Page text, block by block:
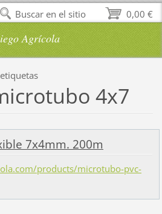
Agrícola
4x7
7x4mm. 200m
products/microtubo-pvc-
0,00 €
Buscar en el sitio